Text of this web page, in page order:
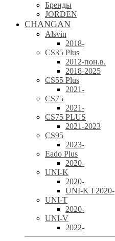
Бренды
JORDEN
CHANGAN
Alsvin
2018-
CS35 Plus
2012-пон.в.
2018-2025
CS55 Plus
2021-
CS75
2021-
CS75 PLUS
2021-2023
CS95
2023-
Eado Plus
2020-
UNI-K
2020-
UNI-K I 2020-
UNI-T
2020-
UNI-V
2022-